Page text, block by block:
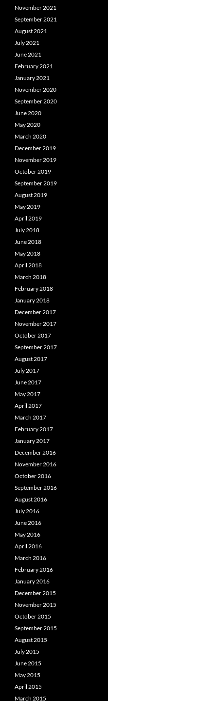
November 2021
September 2021
August 2021
July 2021
June 2021
February 2021
January 2021
November 2020
September 2020
June 2020
May 2020
March 2020
December 2019
November 2019
October 2019
September 2019
August 2019
May 2019
April 2019
July 2018
June 2018
May 2018
April 2018
March 2018
February 2018
January 2018
December 2017
November 2017
October 2017
September 2017
August 2017
July 2017
June 2017
May 2017
April 2017
March 2017
February 2017
January 2017
December 2016
November 2016
October 2016
September 2016
August 2016
July 2016
June 2016
May 2016
April 2016
March 2016
February 2016
January 2016
December 2015
November 2015
October 2015
September 2015
August 2015
July 2015
June 2015
May 2015
April 2015
March 2015